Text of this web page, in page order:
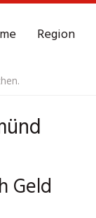
Region
Geld